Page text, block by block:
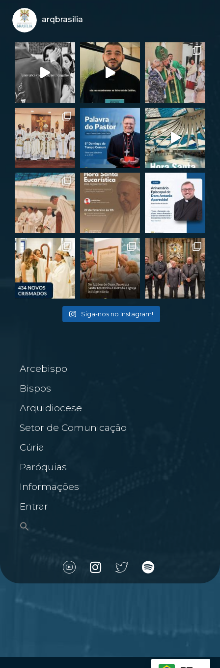
arqbrasilia
Siga-nos no Instagram!
Arcebispo
Bispos
Arquidiocese
Setor de Comunicação
Cúria
Paróquias
Informações
Entrar